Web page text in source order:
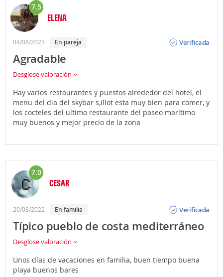
7.5
ELENA
04/08/2023 en pareja
Verificada
Agradable
Desglose valoración
Hay varios restaurantes y puestos alrededor del hotel, el
menu del dia del skybar s,illot esta muy bien para comer, y
los cocteles del ultimo restaurante del paseo marítimo
muy buenos y mejor precio de la zona
7.0
CESAR
20/08/2022 en familia
Verificada
Típico pueblo de costa mediterráneo
Desglose valoración
Unos días de vacaciones en familia, buen tiempo buena
playa buenos bares